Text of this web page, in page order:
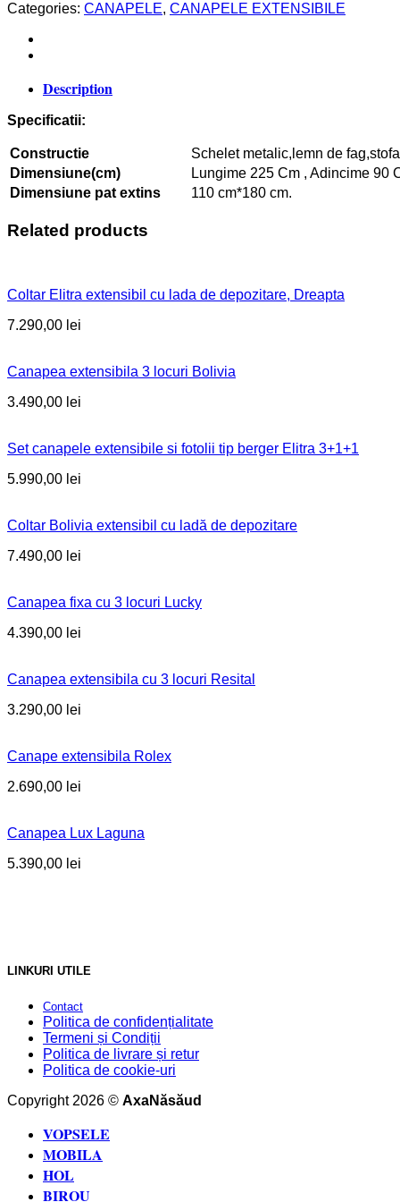
Categories: CANAPELE, CANAPELE EXTENSIBILE
Description
Specificatii:
Constructie
Schelet metalic,lemn de
Dimensiune(cm)
Lungime 225 Cm , Adincime 90
Dimensiune pat extins
110 cm*180 cm.
Related products
Coltar Elitra extensibil cu lada de depozitare, Dreapta
7.290,00 lei
Canapea extensibila 3 locuri Bolivia
3.490,00 lei
Set canapele extensibile si fotolii tip berger Elitra 3+1+1
5.990,00 lei
Coltar Bolivia extensibil cu ladă de depozitare
7.490,00 lei
Canapea fixa cu 3 locuri Lucky
4.390,00 lei
Canapea extensibila cu 3 locuri Resital
3.290,00 lei
Canape extensibila Rolex
2.690,00 lei
Canapea Lux Laguna
5.390,00 lei
LINKURI UTILE
Contact
Politica de confidențialitate
Termeni și Condiții
Politica de livrare și retur
Politica de cookie-uri
Copyright 2026 © AxaNăsăud
VOPSELE
MOBILA
HOL
BIROU